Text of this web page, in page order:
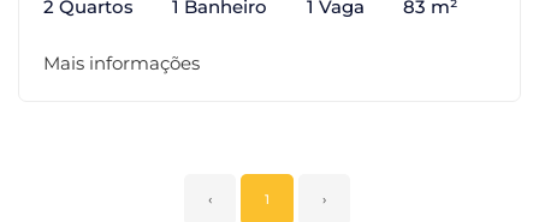
2 Quartos 1 Banheiro 1 Vaga 83 m²
Mais informações
‹ 1 ›